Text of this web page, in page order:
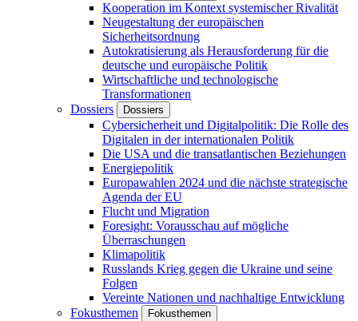
Kooperation im Kontext systemischer Rivalität
Neugestaltung der europäischen
Sicherheitsordnung
Autokratisierung als Herausforderung für die
deutsche und europäische Politik
Wirtschaftliche und technologische
Transformationen
Dossiers
Dossiers
Cybersicherheit und Digitalpolitik: Die Rolle des
Digitalen in der internationalen Politik
Die USA und die transatlantischen Beziehungen
Energiepolitik
Europawahlen 2024 und die nächste strategische
Agenda der EU
Flucht und Migration
Foresight: Vorausschau auf mögliche
Überraschungen
Klimapolitik
Russlands Krieg gegen die Ukraine und seine
Folgen
Vereinte Nationen und nachhaltige Entwicklung
Fokusthemen
Fokusthemen